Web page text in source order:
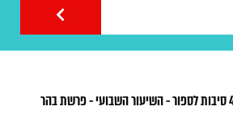
4 סיבות לספור - השיעור השבועי - פרשת בהר